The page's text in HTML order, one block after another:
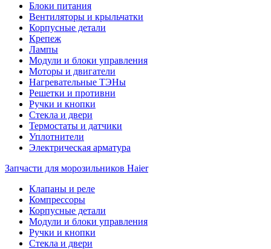
Блоки питания
Вентиляторы и крыльчатки
Корпусные детали
Крепеж
Лампы
Модули и блоки управления
Моторы и двигатели
Нагревательные ТЭНы
Решетки и противни
Ручки и кнопки
Стекла и двери
Термостаты и датчики
Уплотнители
Электрическая арматура
Запчасти для морозильников Haier
Клапаны и реле
Компрессоры
Корпусные детали
Модули и блоки управления
Ручки и кнопки
Стекла и двери